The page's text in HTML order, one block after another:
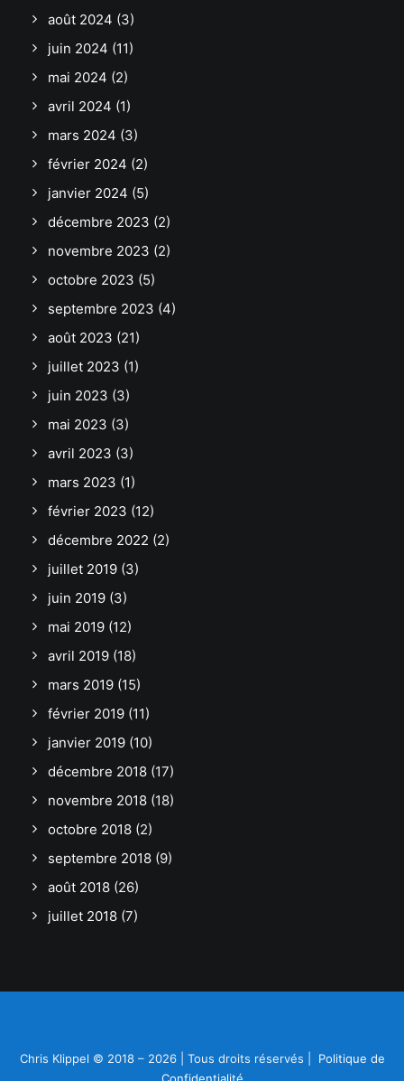
août 2024 (3)
juin 2024 (11)
mai 2024 (2)
avril 2024 (1)
mars 2024 (3)
février 2024 (2)
janvier 2024 (5)
décembre 2023 (2)
novembre 2023 (2)
octobre 2023 (5)
septembre 2023 (4)
août 2023 (21)
juillet 2023 (1)
juin 2023 (3)
mai 2023 (3)
avril 2023 (3)
mars 2023 (1)
février 2023 (12)
décembre 2022 (2)
juillet 2019 (3)
juin 2019 (3)
mai 2019 (12)
avril 2019 (18)
mars 2019 (15)
février 2019 (11)
janvier 2019 (10)
décembre 2018 (17)
novembre 2018 (18)
octobre 2018 (2)
septembre 2018 (9)
août 2018 (26)
juillet 2018 (7)
Chris Klippel © 2018 – 2026 | Tous droits réservés | Politique de